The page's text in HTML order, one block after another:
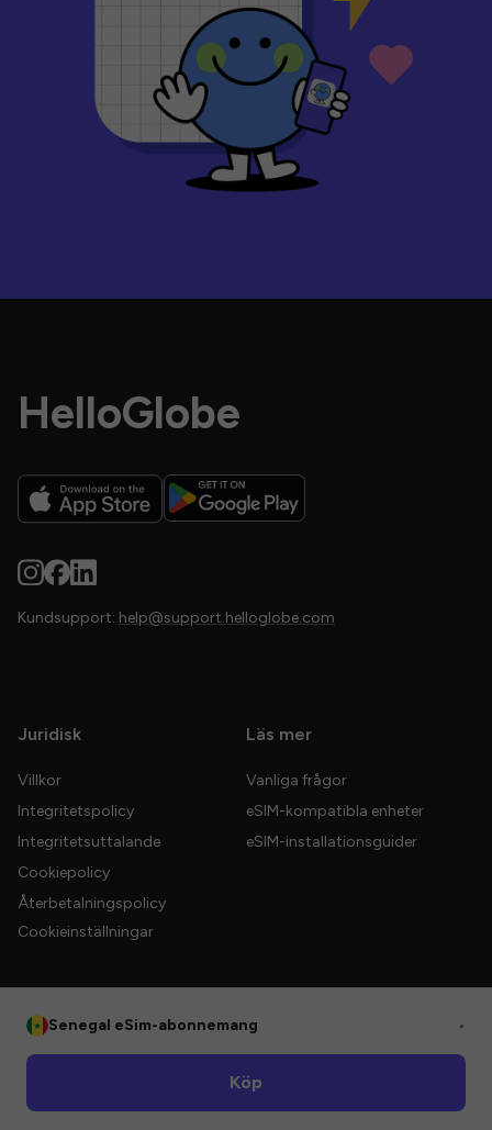
HelloGlobe
Kundsupport: help@support.helloglobe.com
Juridisk
Villkor
Integritetspolicy
Integritetsuttalande
Cookiepolicy
Återbetalningspolicy
Cookieinställningar
Läs mer
Vanliga frågor
eSIM-kompatibla enheter
eSIM-installationsguider
Senegal eSim-abonnemang •
Köp